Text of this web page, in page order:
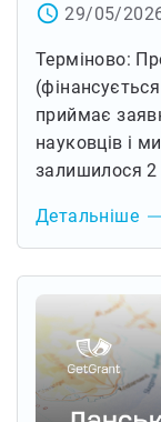
access_time 29/05/
Терміново:
приймає
науковців і
залишилося 2
Детальніше